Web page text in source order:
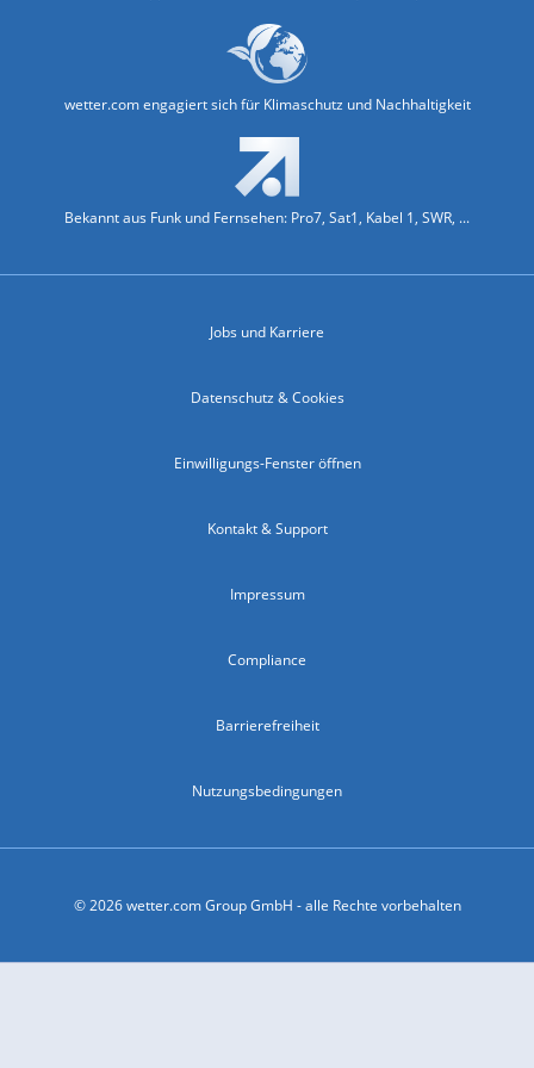
wetter.com engagiert sich für Klimaschutz und Nachhaltigkeit
Bekannt aus Funk und Fernsehen: Pro7, Sat1, Kabel 1, SWR, ...
Jobs und Karriere
Datenschutz & Cookies
Einwilligungs-Fenster öffnen
Kontakt & Support
Impressum
Compliance
Barrierefreiheit
Nutzungsbedingungen
© 2026 wetter.com Group GmbH - alle Rechte vorbehalten